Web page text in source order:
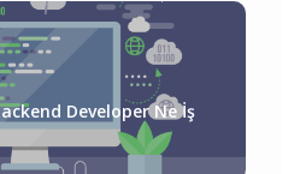
Developer Ne İş